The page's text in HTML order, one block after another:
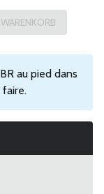
au pied dans